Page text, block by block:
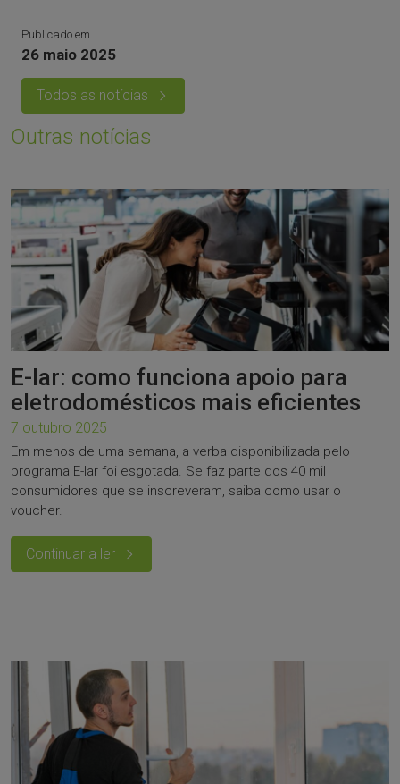
Publicado em
26 maio 2025
Todos as notícias
Outras notícias
E-lar: como funciona apoio para
eletrodomésticos mais eficientes
7 outubro 2025
Em menos de uma semana, a verba disponibilizada pelo
programa E-lar foi esgotada. Se faz parte dos 40 mil
consumidores que se inscreveram, saiba como usar o
voucher.
Continuar a ler